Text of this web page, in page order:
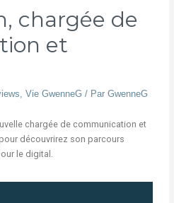
chargée de
et
, Vie GwenneG / Par GwenneG
chargée de communication et
découvrirez son parcours
le digital.